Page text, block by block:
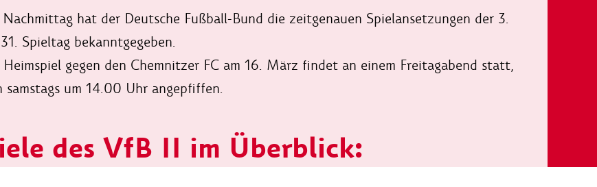
hat der Deutsche Fußball-Bund die zeitgenauen Spielansetzungen der 3.
Spieltag bekanntgegeben.
Heimspiel gegen den Chemnitzer FC am 16. März findet an einem Freitagabend statt,
um 14.00 Uhr angepfiffen.
des VfB II im Überblick: